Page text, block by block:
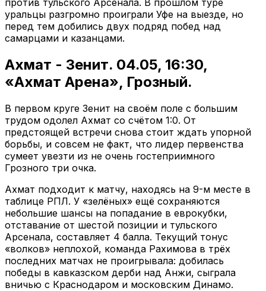
уральцы разгромно проиграли Уфе на выезде, но
перед тем добились двух подряд побед над
самарцами и казанцами.
Ахмат - Зенит. 04.05, 16:30,
«Ахмат Арена», Грозный.
В первом круге Зенит на своём поле с большим
трудом одолел Ахмат со счётом 1:0. От
предстоящей встречи снова стоит ждать упорной
борьбы, и совсем не факт, что лидер первенства
сумеет увезти из не очень гостеприимного
Грозного три очка.
Ахмат подходит к матчу, находясь на 9-м месте в
таблице РПЛ. У «зелёных» ещё сохраняются
небольшие шансы на попадание в еврокубки,
отставание от шестой позиции и тульского
Арсенала, составляет 4 балла. Текущий тонус
«волков» неплохой, команда Рахимова в трёх
последних матчах не проигрывала: добилась
победы в кавказском дерби над Анжи, сыграла
вничью с Краснодаром и московским Динамо.